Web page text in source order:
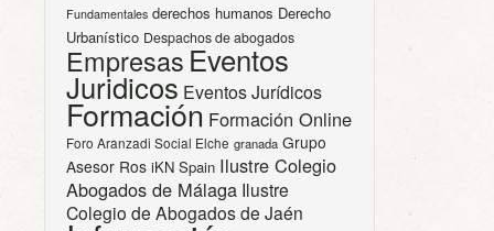
Fundamentales derechos humanos Derecho
Urbanístico Despachos de abogados
Empresas Eventos
Juridicos Eventos Jurídicos
Formación Formación Online
Foro Aranzadi Social Elche granada Grupo
Asesor Ros iKN Spain Ilustre Colegio
Abogados de Málaga Ilustre
Colegio de Abogados de Jaén